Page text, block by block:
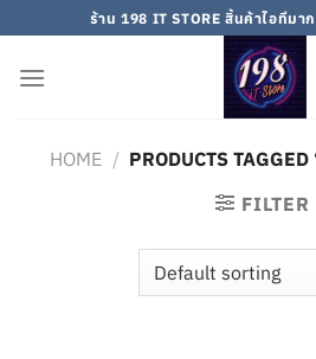
to
content
ร้าน 198 IT STORE สิ้นค้าไอทีมา
HOME / PRODUCTS
FILTER